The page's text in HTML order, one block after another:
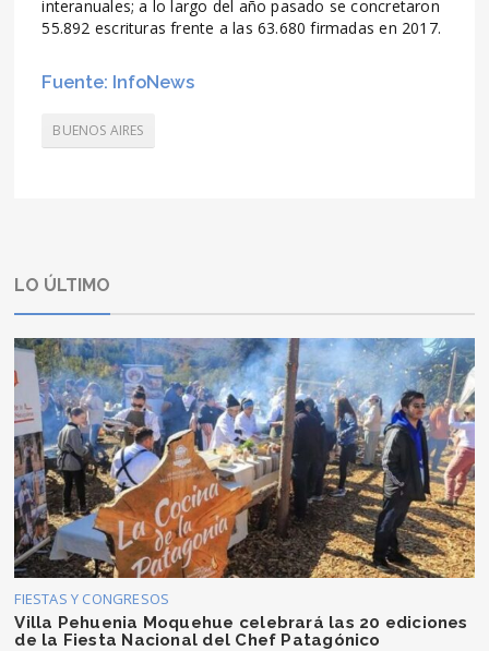
interanuales; a lo largo del año pasado se concretaron
55.892 escrituras frente a las 63.680 firmadas en 2017.
Fuente: InfoNews
BUENOS AIRES
LO ÚLTIMO
FIESTAS Y CONGRESOS
Villa Pehuenia Moquehue celebrará las 20 ediciones
de la Fiesta Nacional del Chef Patagónico